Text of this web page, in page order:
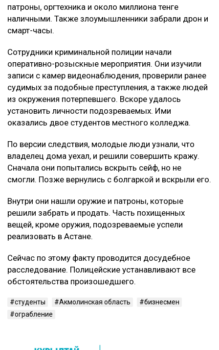
патроны, оргтехника и около миллиона тенге
наличными. Также злоумышленники забрали дрон и
смарт-часы.
Сотрудники криминальной полиции начали
оперативно-розыскные мероприятия. Они изучили
записи с камер видеонаблюдения, проверили ранее
судимых за подобные преступления, а также людей
из окружения потерпевшего. Вскоре удалось
установить личности подозреваемых. Ими
оказались двое студентов местного колледжа.
По версии следствия, молодые люди узнали, что
владелец дома уехал, и решили совершить кражу.
Сначала они попытались вскрыть сейф, но не
смогли. Позже вернулись с болгаркой и вскрыли его.
Внутри они нашли оружие и патроны, которые
решили забрать и продать. Часть похищенных
вещей, кроме оружия, подозреваемые успели
реализовать в Астане.
Сейчас по этому факту проводится досудебное
расследование. Полицейские устанавливают все
обстоятельства произошедшего.
студенты Акмолинская область
бизнесмен
ограбление